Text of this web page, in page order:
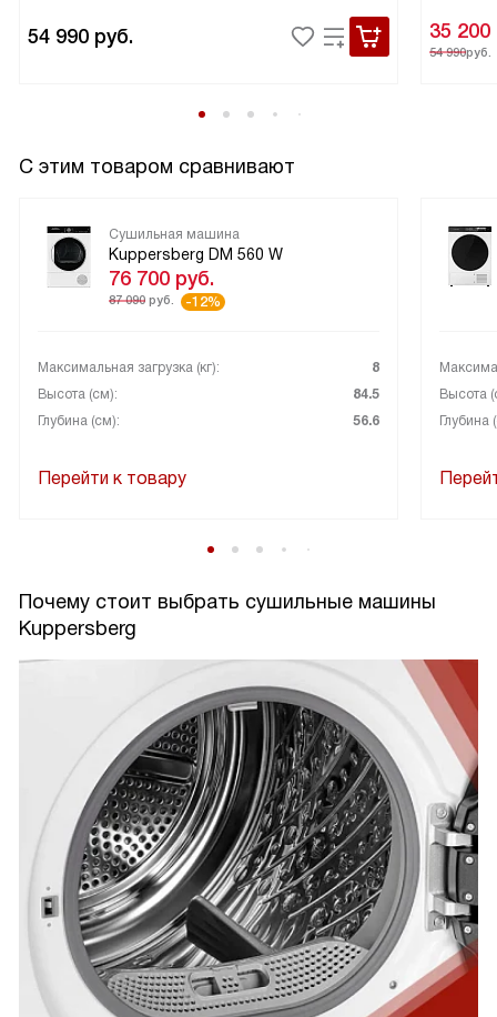
54 990 руб. 35 200
54 990руб.
С этим товаром сравнивают
Сушильная машина
Kuppersberg DM 560 W
76 700 руб.
87 090 руб. -12%
Максимальная загрузка (кг):
8
Высота (см):
84.5
Глубина (см):
56.6
Перейти к товару
Высота
Глубина
Почему стоит выбрать сушильные машины
Kuppersberg